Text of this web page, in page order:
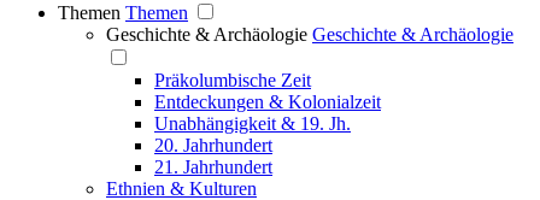
Themen Themen
Geschichte & Archäologie Geschichte & Archäologie
Präkolumbische Zeit
Entdeckungen & Kolonialzeit
Unabhängigkeit & 19. Jh.
20. Jahrhundert
21. Jahrhundert
Ethnien & Kulturen